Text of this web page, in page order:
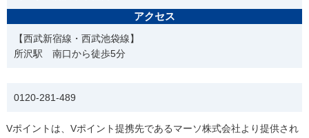
アクセス
【西武新宿線・西武池袋線】
所沢駅 南口から徒歩5分
0120-281-489
Vポイントは、Vポイント提携先であるマーソ株式会社より提供され